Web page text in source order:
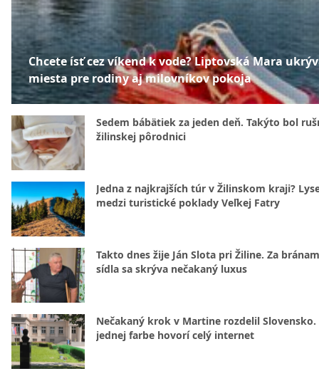
Chcete ísť cez víkend k vode? Liptovská Mara
miesta pre rodiny aj milovníkov pokoja
Sedem bábätiek za jeden deň. Takýto bol
žilinskej pôrodnici
Jedna z najkrajších túr v Žilinskom kraji?
medzi turistické poklady Veľkej Fatry
Takto dnes žije Ján Slota pri Žiline. Za
sídla sa skrýva nečakaný luxus
Nečakaný krok v Martine rozdelil Slovensko.
jednej farbe hovorí celý internet